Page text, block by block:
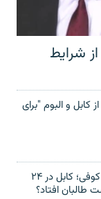
شرایط
کابل و البوم "برای
گفتگوی ویژه با فوزیه کوفی؛ کابل در ۲۴
طالبان افتاد؟